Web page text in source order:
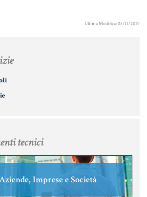
DEL NOTAIO
NOTARILE
ITALIANO
Ultima Modifica: 05/11/2019
tecnici
Imprese e Società